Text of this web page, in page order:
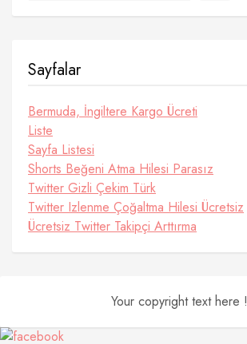
Sayfalar
Bermuda, İngiltere Kargo Ücreti
Liste
Sayfa Listesi
Shorts Beğeni Atma Hilesi Parasız
Twitter Gizli Çekim Türk
Twitter Izlenme Çoğaltma Hilesi Ücretsiz
Ücretsiz Twitter Takipçi Arttırma
Your copyright text here !